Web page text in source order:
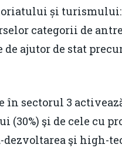
și turismului:
categorii de
ajutor de stat
în sectorul 3
şi de cele cu
şi high-